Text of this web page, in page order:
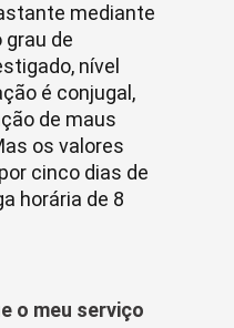
mediante
de
nível
é conjugal,
de maus
os valores
cinco dias de
horária de 8
o meu serviço